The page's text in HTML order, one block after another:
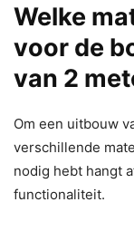
Welke
voor de
van 2
Om een uitbouw
verschillende
nodig hebt hangt
functionaliteit.